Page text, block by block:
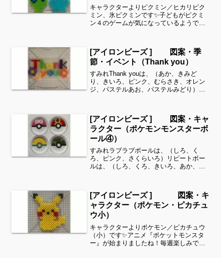
キャラクターよりピクミン／ヒカリピク
ミン、氷ピクミンです✨子どもがピクミ
ン４のゲームが気になっているようです^
なりますので、取り扱いに注意してくだ
さいね。これくら...
[アイロンビーズ ] 図案・季
節・イベント（Thank you）
すみれThank youは、（あか、きみど
り、きいろ、ピンク、むらさき、オレン
ジ、パステルあお、パステルみどり）
ク、とうめい、あおみどり）全てパーラ
ービーズを使用しました✨...
[アイロンビーズ ] 図案・キャ
ラクター（ポケモンモンスターボ
ール④）
すみれラブラブボールは、（しろ、く
ろ、ピンク、さくらいろ）リピートボー
ルは、（しろ、くろ、きいろ、あか、ダ
は、（しろ、くろ、オリーブ、こむぎい
ろ、おうどいろ、みどり）全...
[アイロンビーズ ] 図案・キ
ャラクター（ポケモン・ピカチュ
ウ小）
キャラクターよりポケモン／ピカチュウ
（小）です✨アニメ『ポケットモンスタ
ー』が始まりましたね！毎週楽しみです